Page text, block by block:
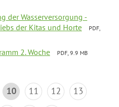
der Wasserversorgung -
der Kitas und Horte
PDF,
2. Woche
PDF, 9.9 MB
10 11 12
13